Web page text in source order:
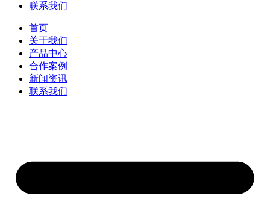
联系我们
首页
关于我们
产品中心
合作案例
新闻资讯
联系我们